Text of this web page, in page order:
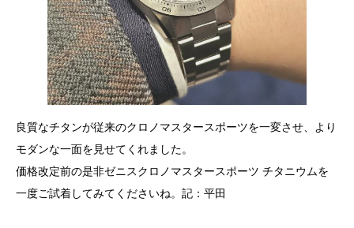
良質なチタンが従来のクロノマスタースポーツを一変させ、より
モダンな一面を見せてくれました。
価格改定前の是非ゼニスクロノマスタースポーツ チタニウムを
一度ご試着してみてくださいね。記：平田